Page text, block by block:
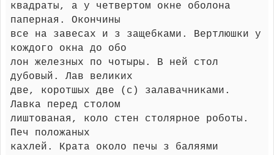
квадраты, а у четвертом окне оболона
паперная. Окончины
все на завесах и з защебками. Вертлюшки у
кождого окна до обо
лон железных по чотыры. В ней стол
дубовый. Лав великих
две, коротшых две (с) залавачниками.
Лавка перед столом
лиштованая, коло стен столярное роботы.
Печ положаных
кахлей. Крата около печы з баляями